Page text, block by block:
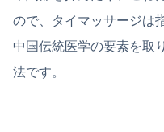
ので、タイマッサージは
中国伝統医学の要素を取
法です。